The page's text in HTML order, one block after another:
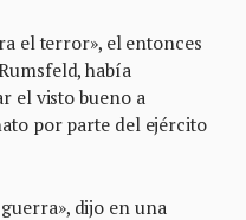
el terror», el entonces
había
el visto bueno a
por parte del ejército
dijo en una